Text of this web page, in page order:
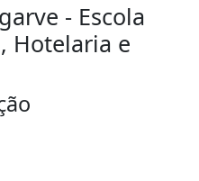
- Escola
Hotelaria e